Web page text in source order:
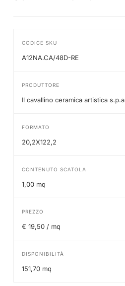
CODICE SKU
A12NA.CA/48D-RE
PRODUTTORE
Il cavallino ceramica artistica s.p.a
FORMATO
20,2X122,2
CONTENUTO SCATOLA
1,00 mq
PREZZO
€ 19,50 / mq
DISPONIBILITÀ
151,70 mq